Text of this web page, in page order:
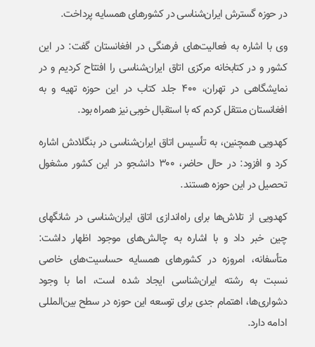
در حوزه گسترش ایران‌شناسی در کشورهای همسایه پرداخت.
وی با اشاره به فعالیت‌های فرهنگی در افغانستان گفت: در این
کشور و در کتابخانه مرکزی اتاق ایران‌شناسی را افتتاح کردیم و در
نمایشگاهی در تهران، ۴۰۰ جلد کتاب در این حوزه تهیه و به
افغانستان منتقل کردم که با استقبال خوبی نیز همراه بود.
کهدویی همچنین، به تأسیس اتاق ایران‌شناسی در بنگلادش اشاره
کرد و افزود: در حال حاضر، ۳۰۰ دانشجو در این کشور مشغول
تحصیل در این حوزه هستند.
کهدویی از تلاش‌ها برای راه‌اندازی اتاق ایران‌شناسی در شانگهای
چین خبر داد و با اشاره به چالش‌های موجود اظهار داشت:
متأسفانه، امروزه در کشورهای همسایه حساسیت‌های خاصی
نسبت به رشته ایران‌شناسی ایجاد شده است، اما با وجود
دشواری‌ها، اهتمام جدی برای توسعه این حوزه در سطح بین‌المللی
ادامه دارد.